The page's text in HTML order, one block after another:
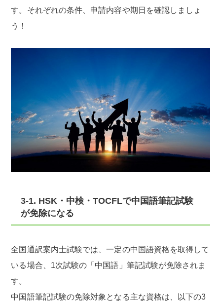
す。それぞれの条件、申請内容や期日を確認しましょ
う！
3-1. HSK・中検・TOCFLで中国語筆記試験
が免除になる
全国通訳案内士試験では、一定の中国語資格を取得して
いる場合、1次試験の「中国語」筆記試験が免除されま
す。
中国語筆記試験の免除対象となる主な資格は、以下の3